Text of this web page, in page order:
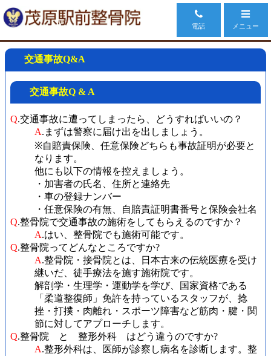
電話 メニュー
交通事故Q&A
交通事故Q & A
Q.交通事故に遭ってしまったら、どうすればいいの？
A.まずは警察に届け出を出しましょう。
※自賠責保険、任意保険どちらも事故証明が必要と
なります。
他にも以下の情報を控えましょう。
・加害者の氏名、住所と連絡先
・車の登録ナンバー
・任意保険の有無、自賠責証明書番号と保険会社名
Q.整骨院で交通事故の施術をしてもらえるのですか？
A.はい、整骨院でも施術可能です。
Q.整骨院ってどんなところですか?
A.整骨院・接骨院とは、日本古来の伝統医療を受け
継いだ、徒手療法を施す施術院です。
解剖学・生理学・運動学を学び、国家資格である
「柔道整復師」免許を持っているスタッフが、捻
挫・打撲・肉離れ・スポーツ障害など筋肉・腱・関
節に対してアプローチします。
Q.整骨院 と 整形外科 はどう違うのですか?
A.整形外科は、医師が診察し病名を診断します。整